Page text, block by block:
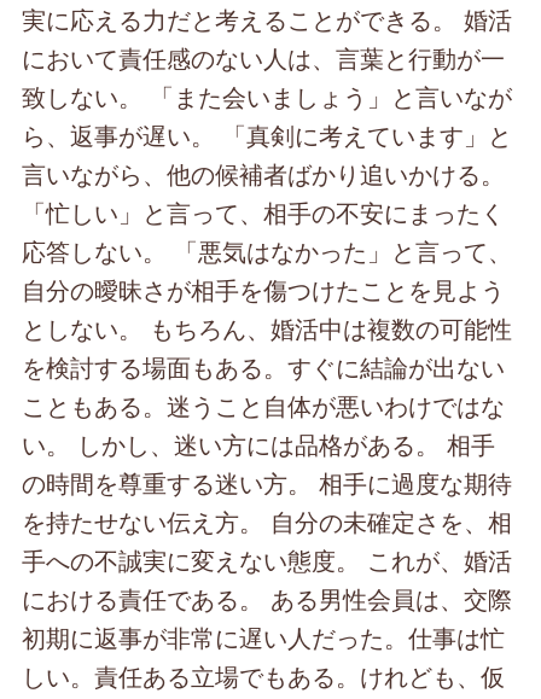
実に応える力だと考えることができる。 婚活
において責任感のない人は、言葉と行動が一
致しない。 「また会いましょう」と言いなが
ら、返事が遅い。 「真剣に考えています」と
言いながら、他の候補者ばかり追いかける。
「忙しい」と言って、相手の不安にまったく
応答しない。 「悪気はなかった」と言って、
自分の曖昧さが相手を傷つけたことを見よう
としない。 もちろん、婚活中は複数の可能性
を検討する場面もある。すぐに結論が出ない
こともある。迷うこと自体が悪いわけではな
い。 しかし、迷い方には品格がある。 相手
の時間を尊重する迷い方。 相手に過度な期待
を持たせない伝え方。 自分の未確定さを、相
手への不誠実に変えない態度。 これが、婚活
における責任である。 ある男性会員は、交際
初期に返事が非常に遅い人だった。仕事は忙
しい。責任ある立場でもある。けれども、仮